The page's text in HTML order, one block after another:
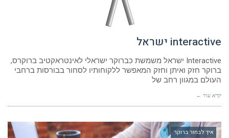
interactive ישראל
Interactive ישראל משמשת כברוקר ישראלי לאינטראקטיב ברוקרס,
ברוקר חזק ואיתן וחזק המאפשר ללקוחותיו לסחור בבורסות ברחבי
העולם במגוון רחב של
קרא עוד ←
איך לבחור ברוקר